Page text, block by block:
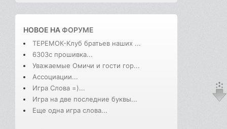
НОВОЕ НАФОРУМЕ
ТЕРЕМОК-Клуб братьев наших ...
6303с прошивка...
Уважаемые Омичи и гости гор...
Ассоциации...
Игра Слова =)...
Игра на две последние буквы...
Еще одна игра слова...